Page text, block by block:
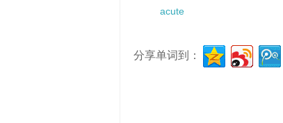
acute
分享单词到：